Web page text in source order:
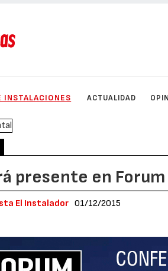
INSTALACIONES ACTUALIDAD
presente en Forum
El Instalador 01/12/2015